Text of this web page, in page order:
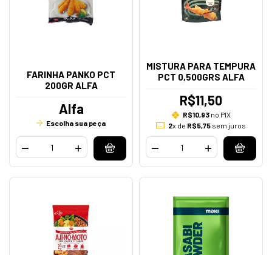
FARINHA PANKO PCT
200GR ALFA
Alfa
Escolha sua peça
MISTURA PARA TEMPURA
PCT 0,500GRS ALFA
R$11,50
R$10,93no PIX
2x de R$5,75sem juros